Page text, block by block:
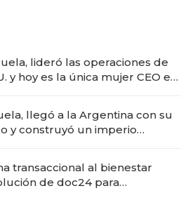
lideró las operaciones de
y hoy es la única mujer CEO en
llegó a la Argentina con su
y construyó un imperio
transaccional al bienestar
de doc24 para